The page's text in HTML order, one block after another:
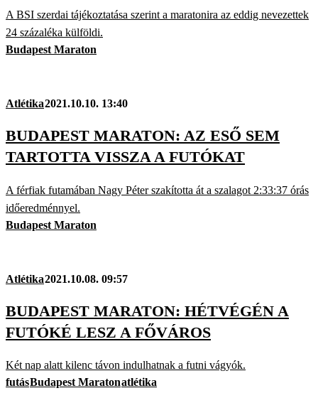
A BSI szerdai tájékoztatása szerint a maratonira az eddig nevezettek
24 százaléka külföldi.
Budapest Maraton
Atlétika2021.10.10. 13:40
BUDAPEST MARATON: AZ ESŐ SEM
TARTOTTA VISSZA A FUTÓKAT
A férfiak futamában Nagy Péter szakította át a szalagot 2:33:37 órás
időeredménnyel.
Budapest Maraton
Atlétika2021.10.08. 09:57
BUDAPEST MARATON: HÉTVÉGÉN A
FUTÓKÉ LESZ A FŐVÁROS
Két nap alatt kilenc távon indulhatnak a futni vágyók.
futásBudapest Maratonatlétika